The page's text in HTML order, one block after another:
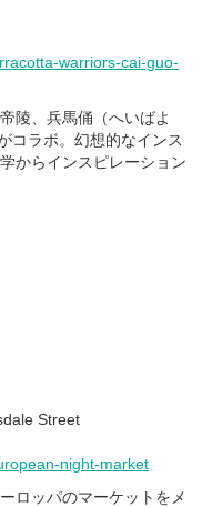
warriors-cai-guo-
陵、兵馬俑（へいばよ
コラボ。幻想的なインス
からインスピレーション
Street
night-market
ロッパのマーケットをメ